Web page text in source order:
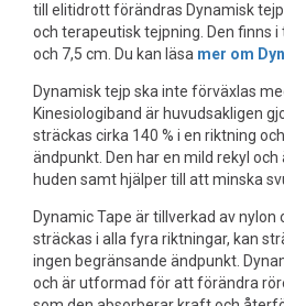
till elitidrott förändras Dynamisk
och terapeutisk tejpning. Den finns i
och 7,5 cm. Du kan läsa mer om
Dynamisk tejp ska inte förväxlas
Kinesiologiband är huvudsakligen
sträckas cirka 140 % i en riktning
ändpunkt. Den har en mild rekyl
huden samt hjälper till att minska
Dynamic Tape är tillverkad av nylon
sträckas i alla fyra riktningar, kan
ingen begränsande ändpunkt.
och är utformad för att förändra